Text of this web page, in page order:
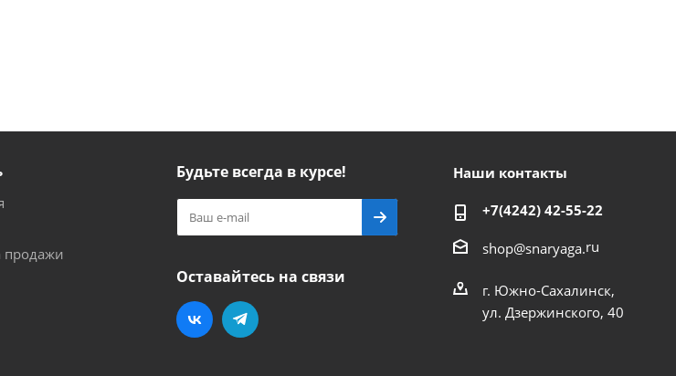
продажи
Будьте всегда в курсе!
Оставайтесь на связи
Наши контакты
+7(4242) 42-55-22
shop@snaryaga.ru
г. Южно-Сахалинск,
ул. Дзержинского, 40